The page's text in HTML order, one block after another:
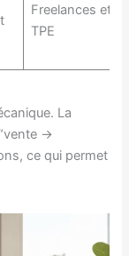
Freelances et
TPE
La
→
ce qui permet